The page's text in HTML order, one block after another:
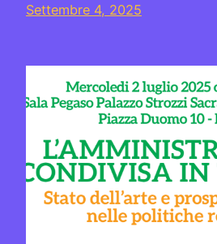
Settembre 4, 2025